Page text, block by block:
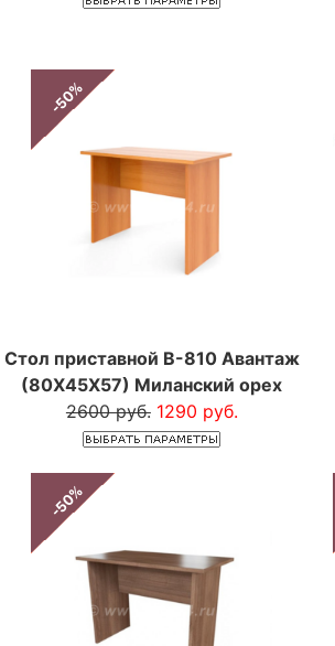
-50%
Стол приставной В-810 Авантаж
(80Х45Х57) Миланский орех
2600 руб. 1290 руб.
-50%